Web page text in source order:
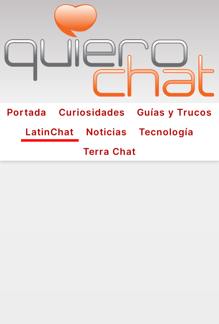
Portada Curiosidades
Guías y Trucos
LatinChat
Noticias
Tecnología
Terra Chat